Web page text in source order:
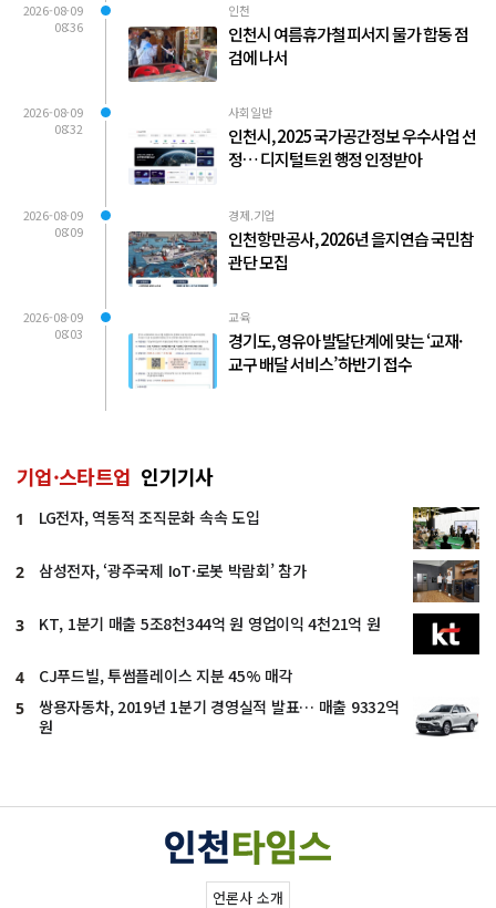
2026-08-09
08:36
인천
인천시 여름휴가철 피서지 물가 합동 점
검에 나서
2026-08-09
08:32
사회일반
인천시, 2025 국가공간정보 우수사업 선
정… 디지털트윈 행정 인정받아
2026-08-09
08:09
경제.기업
인천항만공사, 2026년 을지연습 국민참
관단 모집
2026-08-09
08:03
교육
경기도, 영유아 발달단계에 맞는 ‘교재·
교구 배달 서비스’ 하반기 접수
기업·스타트업 인기기사
1 LG전자, 역동적 조직문화 속속 도입
2 삼성전자, ‘광주국제 IoT·로봇 박람회’ 참가
3 KT, 1분기 매출 5조8천344억 원 영업이익 4천21억 원
4 CJ푸드빌, 투썸플레이스 지분 45% 매각
5
쌍용자동차, 2019년 1분기 경영실적 발표… 매출 9332억
원
언론사 소개